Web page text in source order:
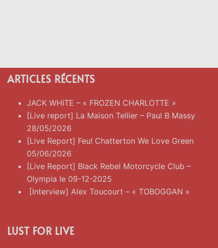
ARTICLES RÉCENTS
JACK WHITE – « FROZEN CHARLOTTE »
[Live report] La Maison Tellier – Paul B Massy
28/05/2026
[Live Report] Feu! Chatterton We Love Green
05/06/2026
[Live Report] Black Rebel Motorcycle Club –
Olympia le 09-12-2025
[Interview] Alex Toucourt – « TOBOGGAN »
LUST FOR LIVE